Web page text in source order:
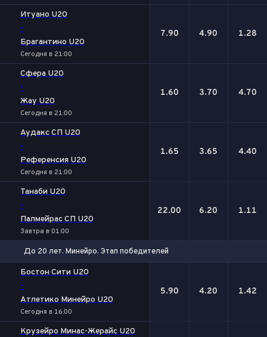
Итуано U20
-
Брагантино U20
Сегодня в 21:00
7.90 4.90 1.28
Сфера U20
-
Жау U20
Сегодня в 21:00
1.60 3.70 4.70
Аудакс СП U20
-
Референсия U20
Сегодня в 21:00
1.65 3.65 4.40
Танаби U20
-
Палмейрас СП U20
Завтра в 01:00
22.00 6.20 1.11
До 20 лет. Минейро. Этап победителей
Бостон Сити U20
-
Атлетико Минейро U20
Сегодня в 16:00
5.90 4.20 1.42
Крузейро Минас-Жерайс U20